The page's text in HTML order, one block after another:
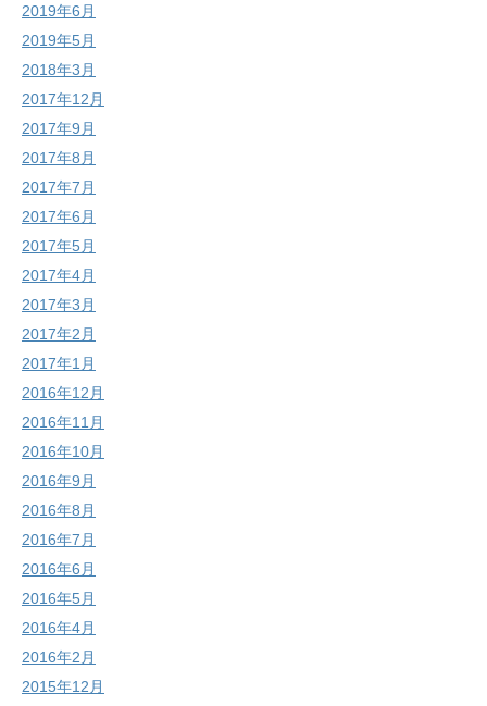
2019年6月
2019年5月
2018年3月
2017年12月
2017年9月
2017年8月
2017年7月
2017年6月
2017年5月
2017年4月
2017年3月
2017年2月
2017年1月
2016年12月
2016年11月
2016年10月
2016年9月
2016年8月
2016年7月
2016年6月
2016年5月
2016年4月
2016年2月
2015年12月